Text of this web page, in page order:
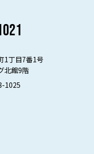
1丁目7番1号
北館9階
1025